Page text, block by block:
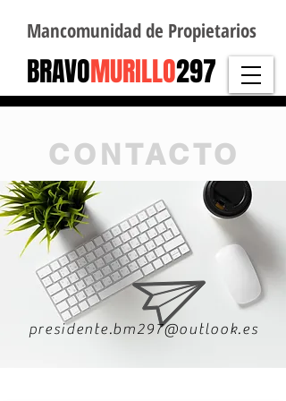
BRAVOMURILLO297
Mancomunidad de Propietarios
CONTACTO
presidente.bm297@outlook.es